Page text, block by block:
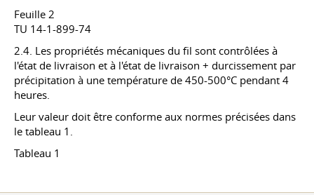
Feuille 2
TU 14-1-899-74
2.4. Les propriétés mécaniques du fil sont contrôlées à
l'état de livraison et à l'état de livraison + durcissement par
précipitation à une température de 450-500°C pendant 4
heures.
Leur valeur doit être conforme aux normes précisées dans
le tableau 1.
Tableau 1